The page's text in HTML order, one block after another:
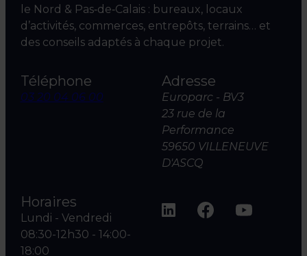
le Nord & Pas‑de‑Calais : bureaux, locaux
d’activités, commerces, entrepôts, terrains… et
des conseils adaptés à chaque projet.
Téléphone
03 20 04 06 00
Adresse
Europarc - BV3
23 rue de la
Performance
59650 VILLENEUVE
D'ASCQ
Horaires
Lundi - Vendredi
08:30-12h30 - 14:00-
18:00